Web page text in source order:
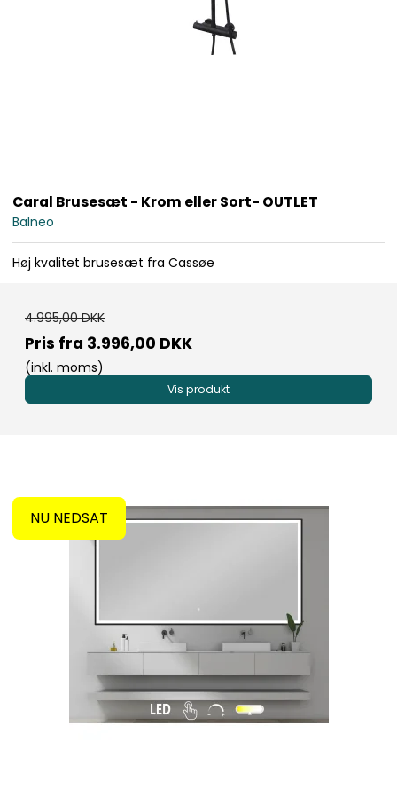
Caral Brusesæt - Krom eller Sort- OUTLET
Balneo
Høj kvalitet brusesæt fra Cassøe
4.995,00 DKK
Pris fra 3.996,00 DKK
(inkl. moms)
Vis produkt
NU NEDSAT